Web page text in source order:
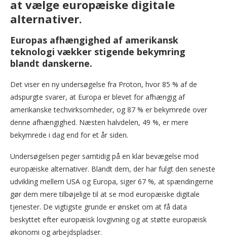
at vælge europæiske digitale
alternativer.
Europas afhængighed af amerikansk
teknologi vækker stigende bekymring
blandt danskerne.
Det viser en ny undersøgelse fra Proton, hvor 85 % af de
adspurgte svarer, at Europa er blevet for afhængig af
amerikanske techvirksomheder, og 87 % er bekymrede over
denne afhængighed. Næsten halvdelen, 49 %, er mere
bekymrede i dag end for et år siden.
Undersøgelsen peger samtidig på en klar bevægelse mod
europæiske alternativer. Blandt dem, der har fulgt den seneste
udvikling mellem USA og Europa, siger 67 %, at spændingerne
gør dem mere tilbøjelige til at se mod europæiske digitale
tjenester. De vigtigste grunde er ønsket om at få data
beskyttet efter europæisk lovgivning og at støtte europæisk
økonomi og arbejdspladser.